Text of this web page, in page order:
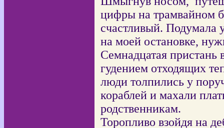
цифры на трамвайном
счастливый. Подумала
на моей остановке,
Семнадцатая
гудением отходящих
люди толпились у
кораблей и махали
родственникам.
Торопливо взойдя на